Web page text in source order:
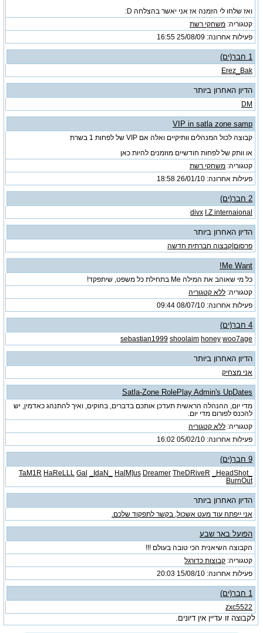
ואז שלחו לי הזמנה אז אני יאשר בהצלחה D:
קטגוריה: משחקי רשת
פעילות אחרונה: 25/08/09
16:55
1 חבר(ים)
Erez_Bak
הדיון האחרון ביותר
DM
VIP in satla zone samp
קבוצה לכול המנהלים וותיקיים ואלה אם VIP של לפחות 1 בשרת
או וותק של לפחות חודשיים מוזמנים להיות כאן
קטגוריה: משחקי רשת
פעילות אחרונה: 26/01/10
18:58
2 חבר(ים)
divx I.Z internaional
הדיון האחרון ביותר
פרסום|קבצוה חברתית חדשה
Me Want!
כל מי שאוהב את המילה Me בתחילת כל משפט, שיתפקד!
קטגוריה: ללא קטגוריה
פעילות אחרונה: 08/07/10
09:44
4 חבר(ים)
sebastian1999 shoolaim honey woo7age
הדיון האחרון ביותר
אני מצחיק
Satla-Zone RolePlay Admin's UpDates
מדי יום, ההנהלה הראשית תעדכן אותכם בדברים, בחוקים, ואיך להתנהג כאדמין, יש
להכנס לפורום מדי יום.
קטגוריה: ללא קטגוריה
פעילות אחרונה: 05/02/10
16:02
9 חבר(ים)
TaM1R HaReLLL Gal _IdaN_ Ha[M]us Dreamer TheDRiveR
_HeadShot_
BurnOut
הדיון האחרון ביותר
אני ייפתח עוד מעט אשכול, בקשר לתפקוד שלכם.
הפועל באר שבע
הקבוצה השיאנית הכי טובה בעולם !!!
קטגוריה: קבוצות כדורגל
פעילות אחרונה: 15/08/10
20:03
1 חבר(ים)
zxc5522
לקבוצה זו עדיין אין דיונים.